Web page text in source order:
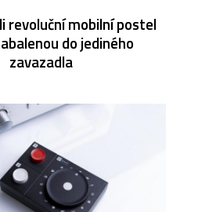
revoluční mobilní postel
do jediného
zavazadla